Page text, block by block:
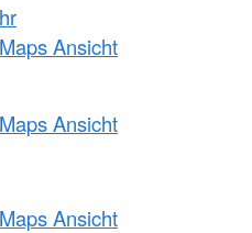
Ansicht
Ansicht
Ansicht